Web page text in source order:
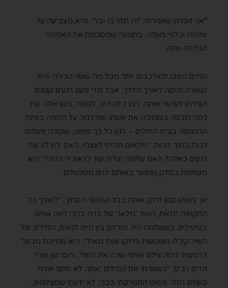
"אני זוכרת שאמרתי: 'זה תלוי בו ובו'". והיא מצביעה על
שלמה וכלפי מעלה, בתנועה שמסכמת את האמונה
הגדולה שלה.
החיים הפכו למורכבים יותר מכל מה ששני הכירה. היא
נשארה חזקה לאורך הדרך, אבל מדי פעם רגעים קטנים
הצליחו לערער אותה. רגע כזה היה, למשל, כשראתה את
גיסה מכסה בשמיכה את אשתו שנרדמה על הספה בפינת
ההמתנה בבית החולים – רגע כל כך פשוט, שקורה פעמים
רבות בתוך זוגיות. "פתאום תהיתי לעצמי, האם יהיו לנו עוד
רגעים כאלה? האם שלמה יצליח עוד לדאוג לי ככה?" היא
משתפת בסדק שנפער באותם ימים מטלטלים.
אך משהו קטן חיזק אותה בכל החושך הסמיך. "לאורך כל
התקופה הזאת, השיר 'מלאך' של בניה ברבי ליווה אותנו
בטיפולים. כששלמה היה מורדם בין חיים למוות, המילים של
השיר קיבלו משמעות וחיזקו אותי מאוד", היא מחייכת מבעד
לדמעות. גיסהּ צילם אותה שרה את השיר, והסרטון עורר
הדים רבים. "כששרתי את המילים 'אתה לא סתם אורח
בעולם הזה' פשוט התפרקתי בבכי. לא ידעתי שמצלמים,